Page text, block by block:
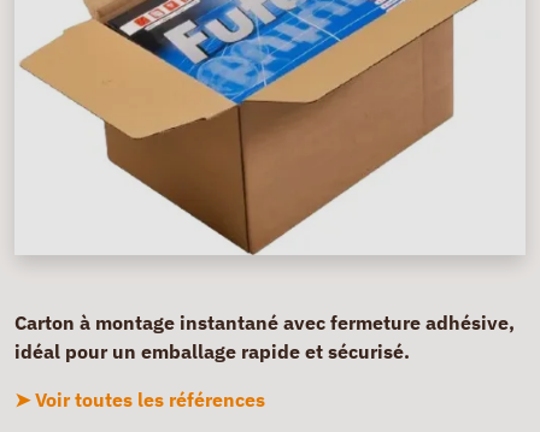
Carton à montage instantané avec fermeture adhésive,
idéal pour un emballage rapide et sécurisé.
➤ Voir toutes les références